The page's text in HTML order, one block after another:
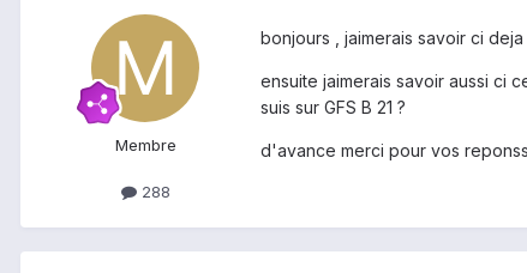
Membre
288
bonjours , jaimerais savoir ci
ensuite jaimerais savoir aussi ci
suis sur GFS B 21 ?
d'avance merci pour vos